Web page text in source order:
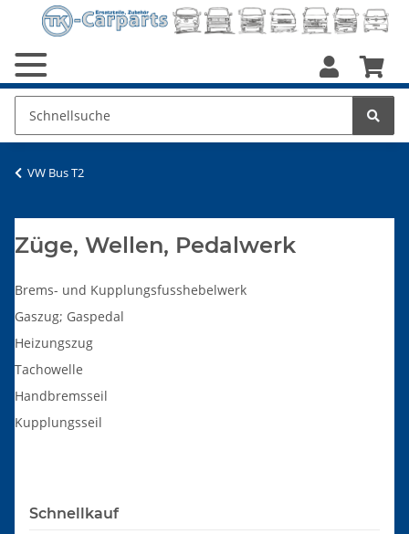
VW Bus T2
Züge, Wellen, Pedalwerk
Brems- und Kupplungsfusshebelwerk
Gaszug; Gaspedal
Heizungszug
Tachowelle
Handbremsseil
Kupplungsseil
Schnellkauf